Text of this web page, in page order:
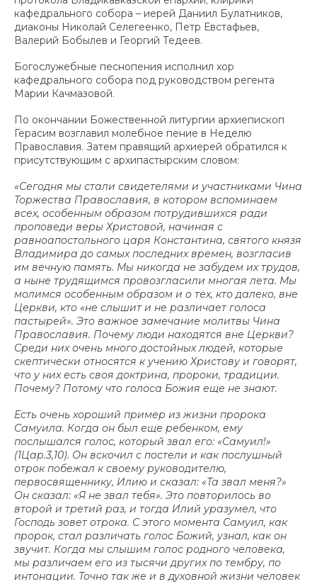
кафедрального собора – иерей Даниил Булатников,
диаконы Николай Селегеенко, Петр Евстафьев,
Валерий Бобылев и Георгий Тедеев.
Богослужебные песнопения исполнил хор
кафедрального собора под руководством регента
Марии Качмазовой.
По окончании Божественной литургии архиепископ
Герасим возглавил молебное пение в Неделю
Православия. Затем правящий архиерей обратился к
присутствующим с архипастырским словом:
«Сегодня мы стали свидетелями и участниками Чина
Торжества Православия, в котором вспоминаем
всех, особенным образом потрудившихся ради
проповеди веры Христовой, начиная с
равноапостольного царя Константина, святого князя
Владимира до самых последних времен, возгласив
им вечную память. Мы никогда не забудем их трудов,
а ныне трудящимся провозгласили многая лета. Мы
молимся особенным образом и о тех, кто далеко, вне
Церкви, кто «не слышит и не различает голоса
пастырей». Это важное замечание молитвы Чина
Православия. Почему люди находятся вне Церкви?
Среди них очень много достойных людей, которые
скептически относятся к учению Христову и говорят,
что у них есть своя доктрина, пророки, традиции.
Почему? Потому что голоса Божия еще не знают.
Есть очень хороший пример из жизни пророка
Самуила. Когда он был еще ребенком, ему
послышался голос, который звал его: «Самуил!»
(1Цар.3,10). Он вскочил с постели и как послушный
отрок побежал к своему руководителю,
первосвященнику, Илию и сказал: «Та звал меня?»
Он сказал: «Я не звал тебя». Это повторилось во
второй и третий раз, и тогда Илий уразумел, что
Господь зовет отрока. С этого момента Самуил, как
пророк, стал различать голос Божий, узнал, как он
звучит. Когда мы слышим голос родного человека,
мы различаем его из тысячи других по тембру, по
интонации. Точно так же и в духовной жизни человек